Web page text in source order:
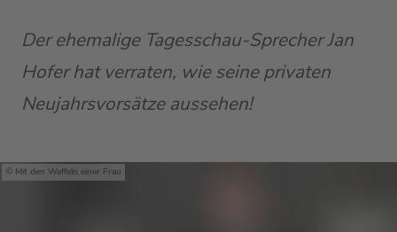
Der ehemalige Tagesschau-Sprecher Jan
Hofer hat verraten, wie seine privaten
Neujahrsvorsätze aussehen!
Mit den Waffeln einer Frau